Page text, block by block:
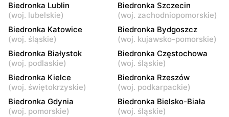
Warszawa, ul.
Bonifraterska 6
Warszawa, ul. Górnośląska
6
Biedronka
Warszawa, ul. Leszno 15
Biedronka
Warszawa, ul. Stanisława
Dubois 5A
Biedronka
Warszawa, ul. Puławska
111b
Biedronka
Warszawa, ul. Dzika 4
Biedronka Lublin
(woj. lubelskie)
Biedronka Szczecin
(woj. zachodniopomorskie)
Biedronka Katowice
(woj. śląskie)
Biedronka Bydgoszcz
(woj. kujawsko-pomorskie)
Biedronka Białystok
(woj. podlaskie)
Biedronka Częstochowa
(woj. śląskie)
Biedronka Kielce
(woj. świętokrzyskie)
Biedronka Rzeszów
(woj. podkarpackie)
Biedronka Gdynia
(woj. pomorskie)
Biedronka Bielsko-Biała
(woj. śląskie)